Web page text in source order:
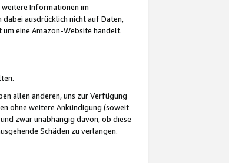
Informationen im
ausdrücklich nicht auf Daten,
eine Amazon-Website handelt.
allen anderen, uns zur Verfügung
ohne weitere Ankündigung (soweit
zwar unabhängig davon, ob diese
Schäden zu verlangen.